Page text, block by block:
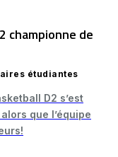
championne de
étudiantes
D2 s’est
que l’équipe